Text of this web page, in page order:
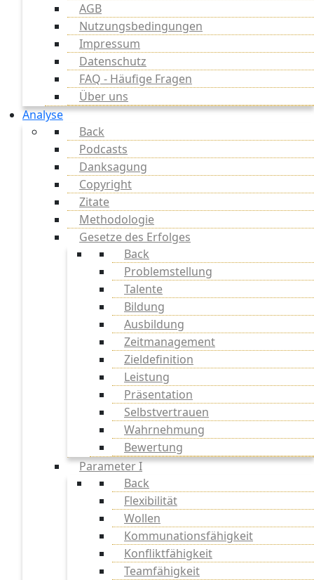
AGB
Nutzungsbedingungen
Impressum
Datenschutz
FAQ - Häufige Fragen
Über uns
Analyse
Back
Podcasts
Danksagung
Copyright
Zitate
Methodologie
Gesetze des Erfolges
Back
Problemstellung
Talente
Bildung
Ausbildung
Zeitmanagement
Zieldefinition
Leistung
Präsentation
Selbstvertrauen
Wahrnehmung
Bewertung
Parameter I
Back
Flexibilität
Wollen
Kommunationsfähigkeit
Konfliktfähigkeit
Teamfähigkeit